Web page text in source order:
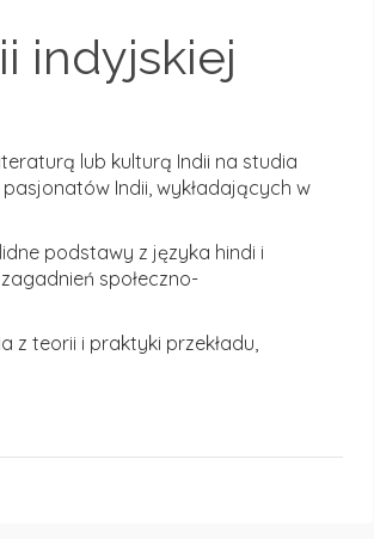
indyjskiej
lub kulturą Indii na studia
Indii, wykładających w
podstawy z języka hindi i
społeczno-
z teorii i praktyki przekładu,